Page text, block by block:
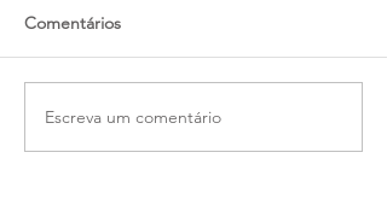
Comentários
Escreva um comentário